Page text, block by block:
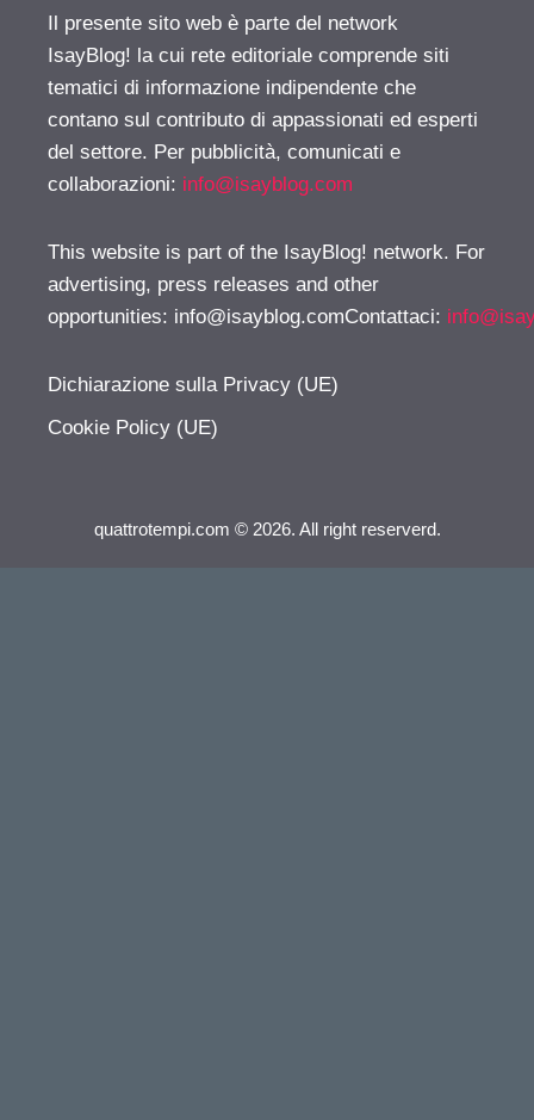
Il presente sito web è parte del network
IsayBlog! la cui rete editoriale comprende siti
tematici di informazione indipendente che
contano sul contributo di appassionati ed esperti
del settore. Per pubblicità, comunicati e
collaborazioni: info@isayblog.com
This website is part of the IsayBlog! network. For
advertising, press releases and other
opportunities: info@isayblog.comContattaci:
Dichiarazione sulla Privacy (UE)
Cookie Policy (UE)
quattrotempi.com © 2026. All right reserverd.